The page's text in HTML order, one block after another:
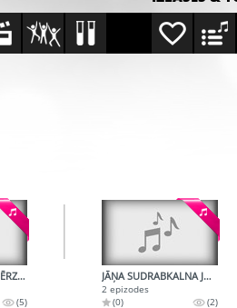
AKTRISES LILITAS BĒRZIŅAS JUBILEJAS VAKARA IERAKSTS
(5)
JĀŅA SUDRABKALNA JUBILEJAS VAKARA IERAKSTS
2 epizodes
(0)
(2)